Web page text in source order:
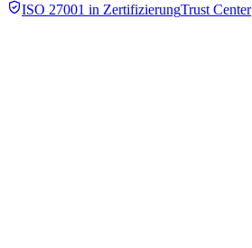
ISO 27001 in ZertifizierungTrust Center